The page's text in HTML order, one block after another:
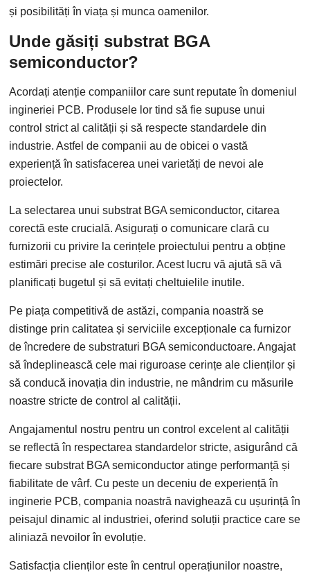
și posibilități în viața și munca oamenilor.
Unde găsiți substrat BGA
semiconductor?
Acordați atenție companiilor care sunt reputate în domeniul
ingineriei PCB. Produsele lor tind să fie supuse unui
control strict al calității și să respecte standardele din
industrie. Astfel de companii au de obicei o vastă
experiență în satisfacerea unei varietăți de nevoi ale
proiectelor.
La selectarea unui substrat BGA semiconductor, citarea
corectă este crucială. Asigurați o comunicare clară cu
furnizorii cu privire la cerințele proiectului pentru a obține
estimări precise ale costurilor. Acest lucru vă ajută să vă
planificați bugetul și să evitați cheltuielile inutile.
Pe piața competitivă de astăzi, compania noastră se
distinge prin calitatea și serviciile excepționale ca furnizor
de încredere de substraturi BGA semiconductoare. Angajat
să îndeplinească cele mai riguroase cerințe ale clienților și
să conducă inovația din industrie, ne mândrim cu măsurile
noastre stricte de control al calității.
Angajamentul nostru pentru un control excelent al calității
se reflectă în respectarea standardelor stricte, asigurând că
fiecare substrat BGA semiconductor atinge performanță și
fiabilitate de vârf. Cu peste un deceniu de experiență în
inginerie PCB, compania noastră navighează cu ușurință în
peisajul dinamic al industriei, oferind soluții practice care se
aliniază nevoilor în evoluție.
Satisfacția clienților este în centrul operațiunilor noastre,